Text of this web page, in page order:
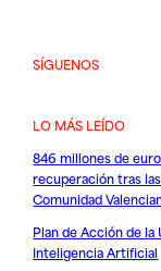
SÍGUENOS
LO MÁS LEÍDO
846 millones de
recuperación tras
Comunidad
Plan de Acción de
Inteligencia Artificial